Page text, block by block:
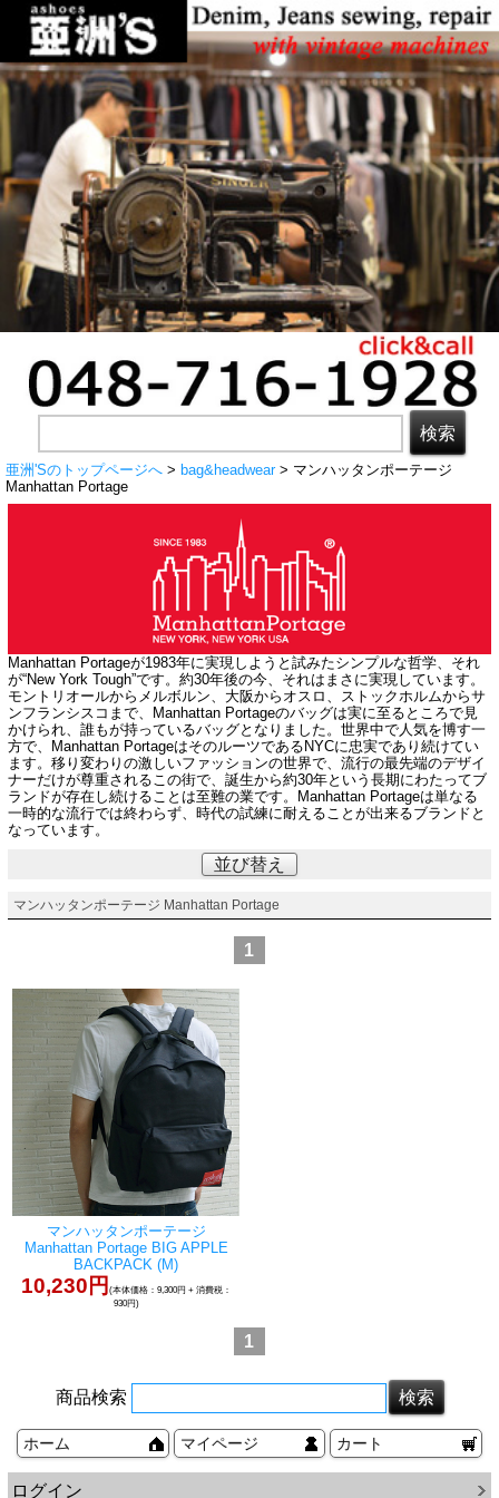
亜洲'Sのトップページへ > bag&headwear> マンハッタンポーテージ
Manhattan Portage
Manhattan Portageが1983年に実現しようと試みたシンプルな哲学、それ
が“New York Tough”です。約30年後の今、それはまさに実現しています。
モントリオールからメルボルン、大阪からオスロ、ストックホルムからサ
ンフランシスコまで、Manhattan Portageのバッグは実に至るところで見
かけられ、誰もが持っているバッグとなりました。世界中で人気を博す一
方で、Manhattan PortageはそのルーツであるNYCに忠実であり続けてい
ます。移り変わりの激しいファッションの世界で、流行の最先端のデザイ
ナーだけが尊重されるこの街で、誕生から約30年という長期にわたってブ
ランドが存在し続けることは至難の業です。Manhattan Portageは単なる
一時的な流行では終わらず、時代の試練に耐えることが出来るブランドと
なっています。
並び替え
マンハッタンポーテージ Manhattan Portage
1
マンハッタンポーテージ
Manhattan Portage BIG APPLE
BACKPACK (M)
10,230円 (本体価格：9,300円 + 消費税：
930円)
1
商品検索
ホーム マイページ カート
ログイン